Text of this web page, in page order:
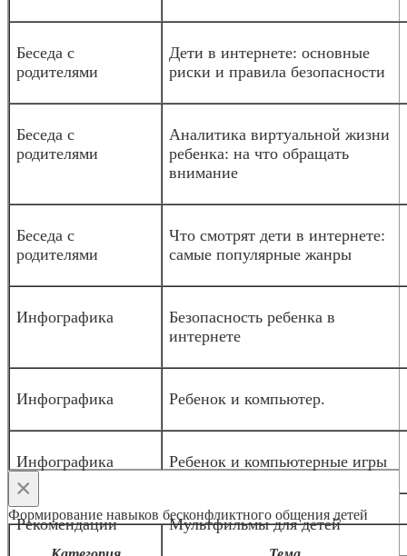
Беседа с
родителями
Дети в интернете: основные
риски и правила безопасности
Беседа с
родителями
Аналитика виртуальной жизни
ребенка: на что обращать
внимание
Беседа с
родителями
Что смотрят дети в интернете:
самые популярные жанры
Инфографика
Безопасность ребенка в
интернете
Инфографика Ребенок и компьютер.
Инфографика Ребенок и компьютерные игры
Рекомендации Мультфильмы для детей
×
Формирование навыков бесконфликтного общения детей